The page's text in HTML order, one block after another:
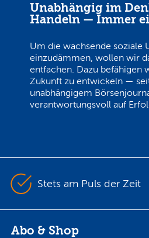
Unabhängig im
Handeln — Immer
Um die wachsende soziale
einzudämmen, wollen wir
entfachen. Dazu befähigen
Zukunft zu entwickeln —
unabhängigem
verantwortungsvoll auf
Stets am Puls der Zeit
Abo & Shop